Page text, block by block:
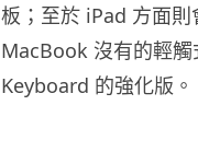
板；至於 iPad 方面
MacBook 沒有的輕
Keyboard 的強化版。